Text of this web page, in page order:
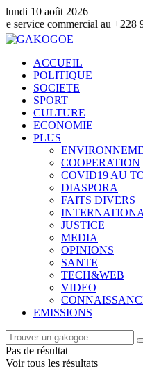
lundi 10 août 2026
au +228 92 69 88 33
ACCUEIL
POLITIQUE
SOCIETE
SPORT
CULTURE
ECONOMIE
PLUS
COOPERATION
COVID19 AU
DIASPORA
FAITS DIVERS
JUSTICE
MEDIA
OPINIONS
SANTE
TECH&WEB
VIDEO
EMISSIONS
Pas de résultat
Voir tous les résultats